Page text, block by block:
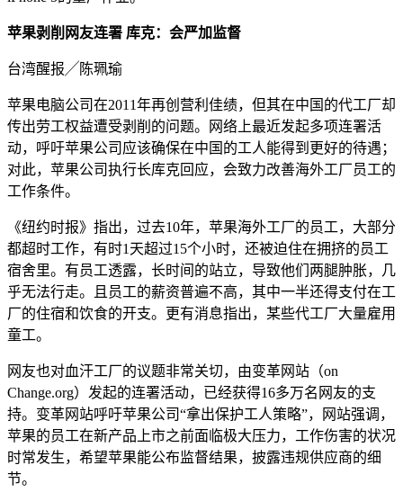
苹果剥削网友连署 库克：会严加监督
台湾醒报╱陈珮瑜
苹果电脑公司在2011年再创营利佳绩，但其在中国的代工厂却
传出劳工权益遭受剥削的问题。网络上最近发起多项连署活
动，呼吁苹果公司应该确保在中国的工人能得到更好的待遇；
对此，苹果公司执行长库克回应，会致力改善海外工厂员工的
工作条件。
《纽约时报》指出，过去10年，苹果海外工厂的员工，大部分
都超时工作，有时1天超过15个小时，还被迫住在拥挤的员工
宿舍里。有员工透露，长时间的站立，导致他们两腿肿胀，几
乎无法行走。且员工的薪资普遍不高，其中一半还得支付在工
厂的住宿和饮食的开支。更有消息指出，某些代工厂大量雇用
童工。
网友也对血汗工厂的议题非常关切，由变革网站（on
Change.org）发起的连署活动，已经获得16多万名网友的支
持。变革网站呼吁苹果公司“拿出保护工人策略”，网站强调，
苹果的员工在新产品上市之前面临极大压力，工作伤害的状况
时常发生，希望苹果能公布监督结果，披露违规供应商的细
节。